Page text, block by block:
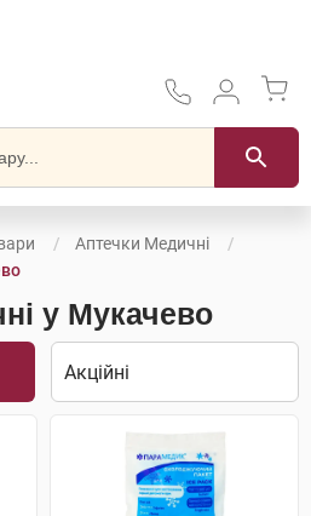
Аптечки Медичні
у Мукачево